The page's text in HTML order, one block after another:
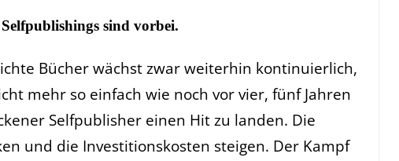
sind vorbei.
Bücher wächst zwar weiterhin kontinuierlich,
mehr so einfach wie noch vor vier, fünf Jahren
Selfpublisher einen Hit zu landen. Die
und die Investitionskosten steigen. Der Kampf